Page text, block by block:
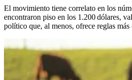
El movimiento tiene correlato en los
encontraron piso en los 1.200 dólares,
político que, al menos, ofrece reglas más